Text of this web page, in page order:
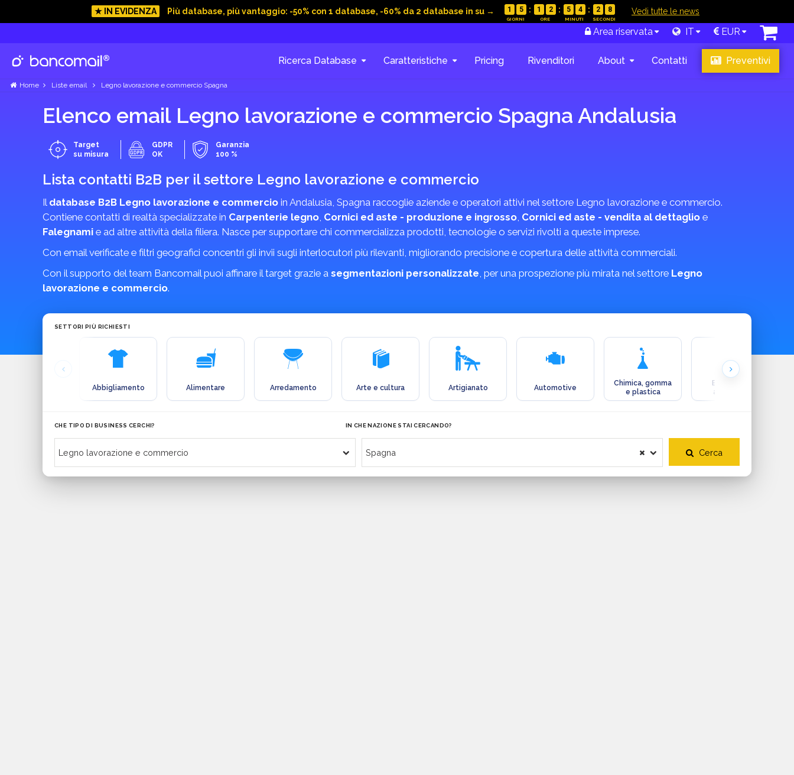
★ IN EVIDENZA Più database, più vantaggio: -50% con 1 database, -60% da 2 database in su → 1 5 1 2 5 4 2 7 Vedi tutte le news
Area riservata IT EUR
Ricerca Database Caratteristiche Pricing Rivenditori About Contatti Preventivi
Home Liste email Legno lavorazione e commercio Spagna
Elenco email Legno lavorazione e commercio Spagna Andalusia
Target
su misura
GDPR
OK
Garanzia
100 %
Lista contatti B2B per il settore Legno lavorazione e commercio
Il database B2B Legno lavorazione e commercio in Andalusia, Spagna raccoglie aziende e operatori attivi nel settore Legno lavorazione e commercio.
Contiene contatti di realtà specializzate in Carpenterie legno, Cornici ed aste - produzione e ingrosso, Cornici ed aste - vendita al dettaglio e
Falegnami e ad altre attività della filiera. Nasce per supportare chi commercializza prodotti, tecnologie o servizi rivolti a queste imprese.
Con email verificate e filtri geografici concentri gli invii sugli interlocutori più rilevanti, migliorando precisione e copertura delle attività commerciali.
Con il supporto del team Bancomail puoi affinare il target grazie a segmentazioni personalizzate, per una prospezione più mirata nel settore Legno
lavorazione e commercio.
SETTORI PIÙ RICHIESTI
Abbigliamento Alimentare Arredamento Arte e cultura Artigianato Automotive
Chimica, gomma
e plastica
Ecologia e
ambiente
CHE TIPO DI BUSINESS CERCHI? IN CHE NAZIONE STAI CERCANDO?
Cerca